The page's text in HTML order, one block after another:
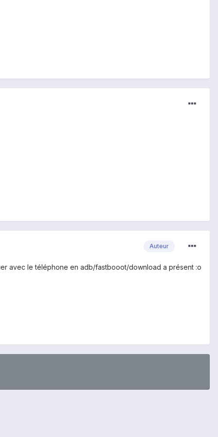
Auteur
avec le téléphone en adb/fastbooot/download a présent :o